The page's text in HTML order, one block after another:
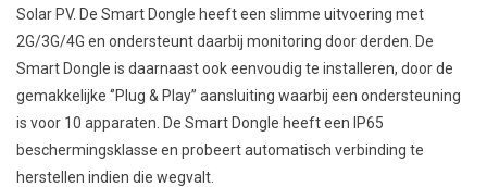
Solar PV. De Smart Dongle heeft een slimme uitvoering met
2G/3G/4G en ondersteunt daarbij monitoring door derden. De
Smart Dongle is daarnaast ook eenvoudig te installeren, door de
gemakkelijke ‘’Plug & Play’’ aansluiting waarbij een ondersteuning
is voor 10 apparaten. De Smart Dongle heeft een IP65
beschermingsklasse en probeert automatisch verbinding te
herstellen indien die wegvalt.